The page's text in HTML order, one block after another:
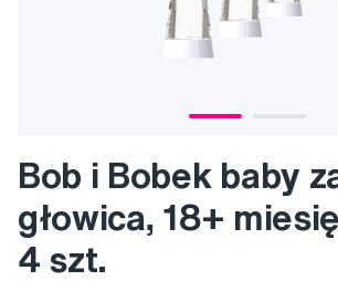
Bob i Bobek baby
głowica, 18+
4 szt.